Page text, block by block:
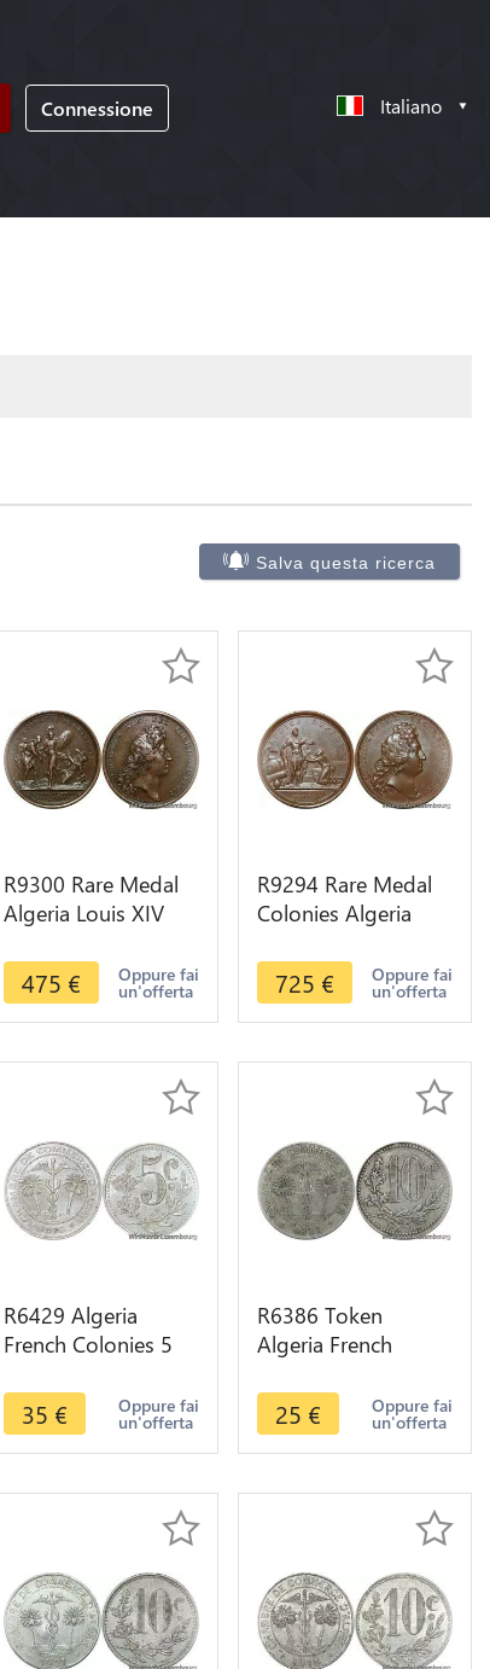
Connessione Italiano
Salva questa ricerca
R9300 Rare Medal
Algeria Louis XIV
Alger Libération
esclaves 1683
475 € Oppure fai
un'offerta
R9294 Rare Medal
Colonies Algeria
Pirates Algériens
1684 UNC
725 € Oppure fai
un'offerta
R6429 Algeria
French Colonies 5
Commerce 1916
AU+ -> Make offer
35 € Oppure fai
un'offerta
R6386 Token
Algeria French
Centimes Chambre
Commerce 1921
Alger
25 € Oppure fai
un'offerta